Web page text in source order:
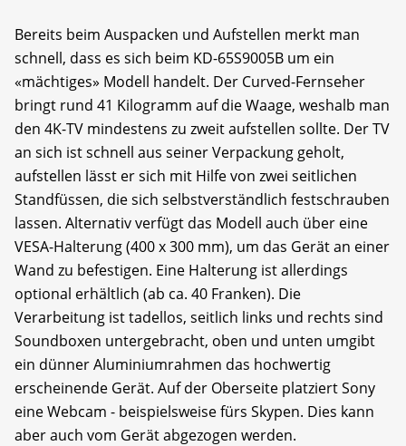
Bereits beim Auspacken und Aufstellen merkt man
schnell, dass es sich beim KD-65S9005B um ein
«mächtiges» Modell handelt. Der Curved-Fernseher
bringt rund 41 Kilogramm auf die Waage, weshalb man
den 4K-TV mindestens zu zweit aufstellen sollte. Der TV
an sich ist schnell aus seiner Verpackung geholt,
aufstellen lässt er sich mit Hilfe von zwei seitlichen
Standfüssen, die sich selbstverständlich festschrauben
lassen. Alternativ verfügt das Modell auch über eine
VESA-Halterung (400 x 300 mm), um das Gerät an einer
Wand zu befestigen. Eine Halterung ist allerdings
optional erhältlich (ab ca. 40 Franken). Die
Verarbeitung ist tadellos, seitlich links und rechts sind
Soundboxen untergebracht, oben und unten umgibt
ein dünner Aluminiumrahmen das hochwertig
erscheinende Gerät. Auf der Oberseite platziert Sony
eine Webcam - beispielsweise fürs Skypen. Dies kann
aber auch vom Gerät abgezogen werden.